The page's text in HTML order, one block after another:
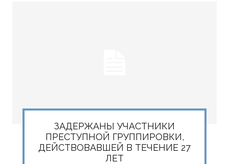
ЗАДЕРЖАНЫ УЧАСТНИКИ
ПРЕСТУПНОЙ ГРУППИРОВКИ,
ДЕЙСТВОВАВШЕЙ В ТЕЧЕНИЕ 27
ЛЕТ